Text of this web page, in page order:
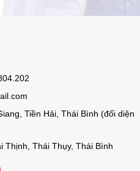
Tiền Hải, Thái Bình (đối diện
Thịnh, Thái Thụy, Thái Bình